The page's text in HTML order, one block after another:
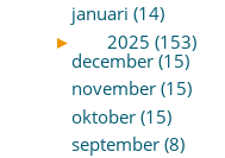
januari (14)
►
2025 (153)
december (15)
november (15)
oktober (15)
september (8)